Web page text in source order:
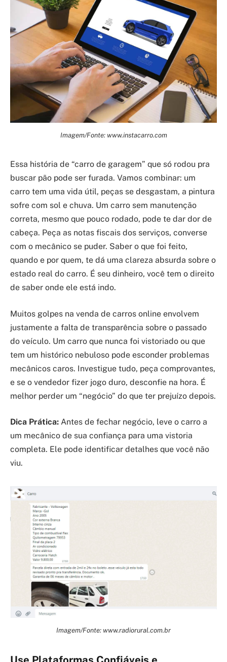
Imagem/Fonte: www.instacarro.com
Essa história de “carro de garagem” que só rodou pra
buscar pão pode ser furada. Vamos combinar: um
carro tem uma vida útil, peças se desgastam, a pintura
sofre com sol e chuva. Um carro sem manutenção
correta, mesmo que pouco rodado, pode te dar dor de
cabeça. Peça as notas fiscais dos serviços, converse
com o mecânico se puder. Saber o que foi feito,
quando e por quem, te dá uma clareza absurda sobre o
estado real do carro. É seu dinheiro, você tem o direito
de saber onde ele está indo.
Muitos golpes na venda de carros online envolvem
justamente a falta de transparência sobre o passado
do veículo. Um carro que nunca foi vistoriado ou que
tem um histórico nebuloso pode esconder problemas
mecânicos caros. Investigue tudo, peça comprovantes,
e se o vendedor fizer jogo duro, desconfie na hora. É
melhor perder um “negócio” do que ter prejuízo depois.
Dica Prática: Antes de fechar negócio, leve o carro a
um mecânico de sua confiança para uma vistoria
completa. Ele pode identificar detalhes que você não
viu.
Imagem/Fonte: www.radiorural.com.br